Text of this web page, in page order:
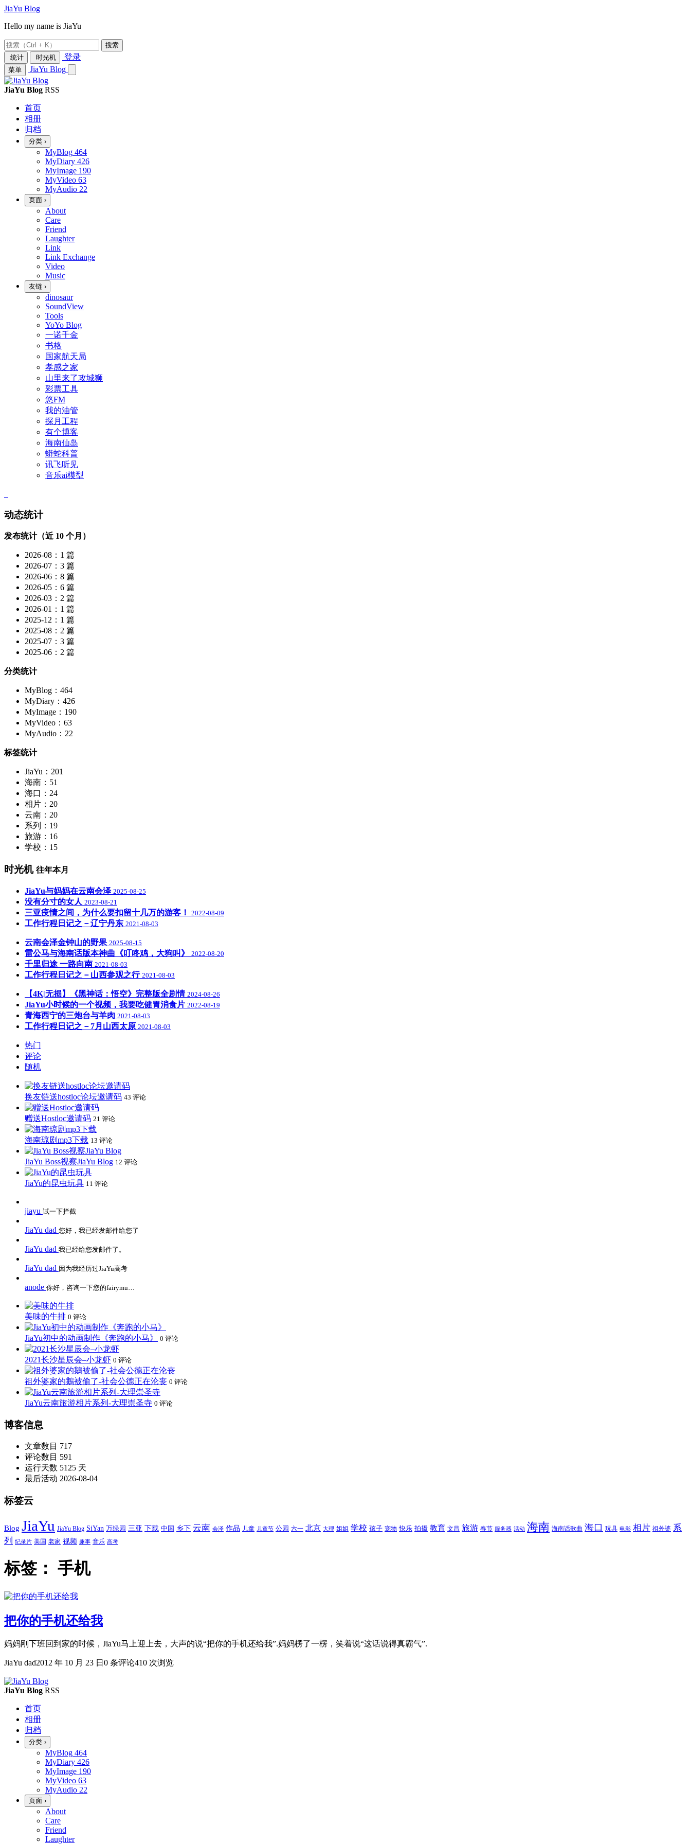
JiaYu Blog
Hello my name is JiaYu
搜索
统计
时光机 登录
菜单 JiaYu Blog
JiaYu Blog RSS
首页
相册
归档
分类 ›
MyBlog 464
MyDiary 426
MyImage 190
MyVideo 63
MyAudio 22
页面 ›
About
Care
Friend
Laughter
Link
Link Exchange
Video
Music
友链 ›
dinosaur
SoundView
Tools
YoYo Blog
一诺千金
书格
国家航天局
孝感之家
山里来了攻城狮
彩票工具
悠FM
我的油管
探月工程
有个博客
海南仙岛
蟒蛇科普
讯飞听见
音乐ai模型
动态统计
发布统计（近 10 个月）
2026-08：1 篇
2026-07：3 篇
2026-06：8 篇
2026-05：6 篇
2026-03：2 篇
2026-01：1 篇
2025-12：1 篇
2025-08：2 篇
2025-07：3 篇
2025-06：2 篇
分类统计
MyBlog：464
MyDiary：426
MyImage：190
MyVideo：63
MyAudio：22
标签统计
JiaYu：201
海南：51
海口：24
相片：20
云南：20
系列：19
旅游：16
学校：15
时光机 往年本月
JiaYu与妈妈在云南会泽 2025-08-25
没有分寸的女人 2023-08-21
三亚疫情之间，为什么要扣留十几万的游客！ 2022-08-09
工作行程日记之－辽宁丹东 2021-08-03
云南会泽金钟山的野果 2025-08-15
雷公马与海南话版本神曲《叮咚鸡，大狗叫》 2022-08-20
千里归途 一路向南 2021-08-03
工作行程日记之－山西参观之行 2021-08-03
【4K|无损】《黑神话：悟空》完整版全剧情 2024-08-26
JiaYu小时候的一个视频，我要吃健胃消食片 2022-08-19
青海西宁的三炮台与羊肉 2021-08-03
工作行程日记之－7月山西太原 2021-08-03
热门
评论
随机
换友链送hostloc论坛邀请码 43 评论
赠送Hostloc邀请码 21 评论
海南琼剧mp3下载 13 评论
JiaYu Boss视察JiaYu Blog 12 评论
JiaYu的昆虫玩具 11 评论
jiayu 试一下拦截
JiaYu dad 您好，我已经发邮件给您了
JiaYu dad 我已经给您发邮件了。
JiaYu dad 因为我经历过JiaYu高考
anode 你好，咨询一下您的fairymu…
美味的牛排 0 评论
JiaYu初中的动画制作《奔跑的小马》 0 评论
2021长沙星辰会–小龙虾 0 评论
祖外婆家的鵝被偷了-社会公德正在沦丧 0 评论
JiaYu云南旅游相片系列-大理崇圣寺 0 评论
博客信息
文章数目 717
评论数目 591
运行天数 5125 天
最后活动 2026-08-04
标签云
Blog JiaYu JiaYu Blog SiYan 万绿园 三亚 下载 中国 乡下 云南 会泽 作品 儿童 儿童节 公园 六一 北京 大理 姐姐 学校 孩子 宠物 快乐 拍摄 教育 文昌 旅游 春节 服务器 活动 海南 海南话歌曲 海口 玩具 电影 相片 祖外婆 系
列
纪录片 美国 老家 视频 趣事 音乐 高考
标签： 手机
把你的手机还给我
妈妈刚下班回到家的时候，JiaYu马上迎上去，大声的说“把你的手机还给我”.妈妈楞了一楞，笑着说“这话说得真霸气”.
JiaYu dad2012 年 10 月 23 日 0 条评论410 次浏览
JiaYu Blog RSS
首页
相册
归档
分类 ›
MyBlog 464
MyDiary 426
MyImage 190
MyVideo 63
MyAudio 22
页面 ›
About
Care
Friend
Laughter